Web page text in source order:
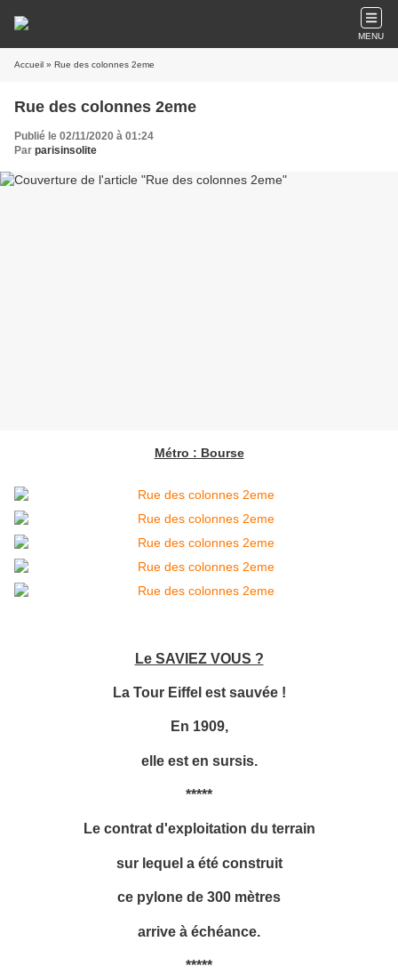
MENU
Accueil » Rue des colonnes 2eme
Rue des colonnes 2eme
Publié le 02/11/2020 à 01:24
Par parisinsolite
Métro : Bourse
Le SAVIEZ VOUS ?
La Tour Eiffel est sauvée !
En 1909,
elle est en sursis.
*****
Le contrat d'exploitation du terrain
sur lequel a été construit
ce pylone de 300 mètres
arrive à échéance.
*****